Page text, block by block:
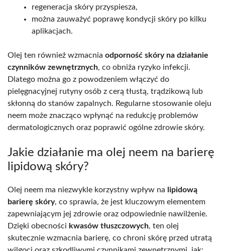
regeneracja skóry przyspiesza,
można zauważyć poprawę kondycji skóry po kilku
aplikacjach.
Olej ten również wzmacnia odporność skóry na działanie
czynników zewnętrznych, co obniża ryzyko infekcji.
Dlatego można go z powodzeniem włączyć do
pielęgnacyjnej rutyny osób z cerą tłustą, trądzikową lub
skłonną do stanów zapalnych. Regularne stosowanie oleju
neem może znacząco wpłynąć na redukcję problemów
dermatologicznych oraz poprawić ogólne zdrowie skóry.
Jakie działanie ma olej neem na barierę
lipidową skóry?
Olej neem ma niezwykle korzystny wpływ na lipidową
barierę skóry, co sprawia, że jest kluczowym elementem
zapewniającym jej zdrowie oraz odpowiednie nawilżenie.
Dzięki obecności kwasów tłuszczowych, ten olej
skutecznie wzmacnia barierę, co chroni skórę przed utratą